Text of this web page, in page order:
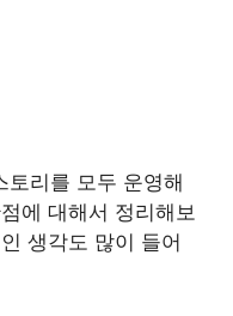
토리를 모두 운영해
에 대해서 정리해보
생각도 많이 들어